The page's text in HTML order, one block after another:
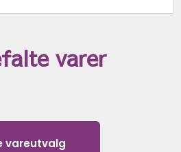
varer
vareutvalg